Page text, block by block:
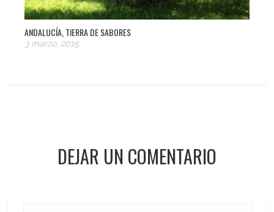
ANDALUCÍA, TIERRA DE SABORES
3 marzo, 2015
DEJAR UN COMENTARIO